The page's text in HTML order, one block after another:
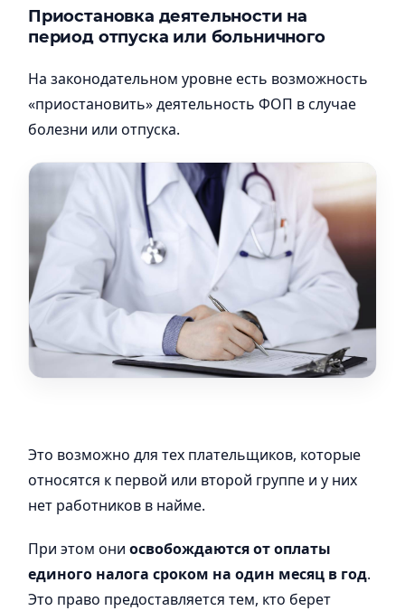
Приостановка деятельности на
период отпуска или больничного
На законодательном уровне есть возможность
«приостановить» деятельность ФОП в случае
болезни или отпуска.
Это возможно для тех плательщиков, которые
относятся к первой или второй группе и у них
нет работников в найме.
При этом они освобождаются от оплаты
единого налога сроком на один месяц в год.
Это право предоставляется тем, кто берет